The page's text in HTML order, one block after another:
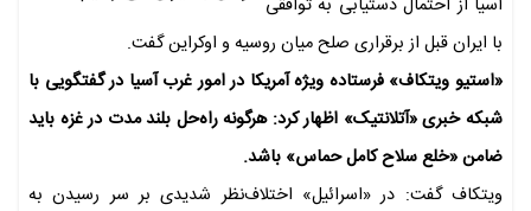
با ایران قبل از برقراری صلح میان روسیه و اوکراین گفت.
«استیو ویتکاف» فرستاده ویژه آمریکا در امور غرب آسیا در گفتگویی با
شبکه خبری «آتلانتیک» اظهار کرد: هرگونه راه‌حل بلند مدت در غزه باید
ضامن «خلع سلاح کامل حماس» باشد.
ویتکاف گفت: در «اسرائیل» اختلاف‌نظر شدیدی بر سر رسیدن به